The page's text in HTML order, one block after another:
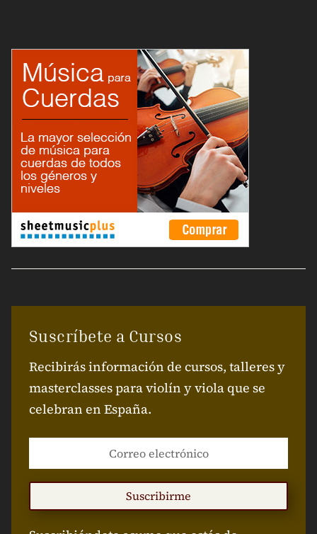
Suscríbete a Cursos
Recibirás información de cursos, talleres y
masterclasses para violín y viola que se
celebran en España.
Suscribirme